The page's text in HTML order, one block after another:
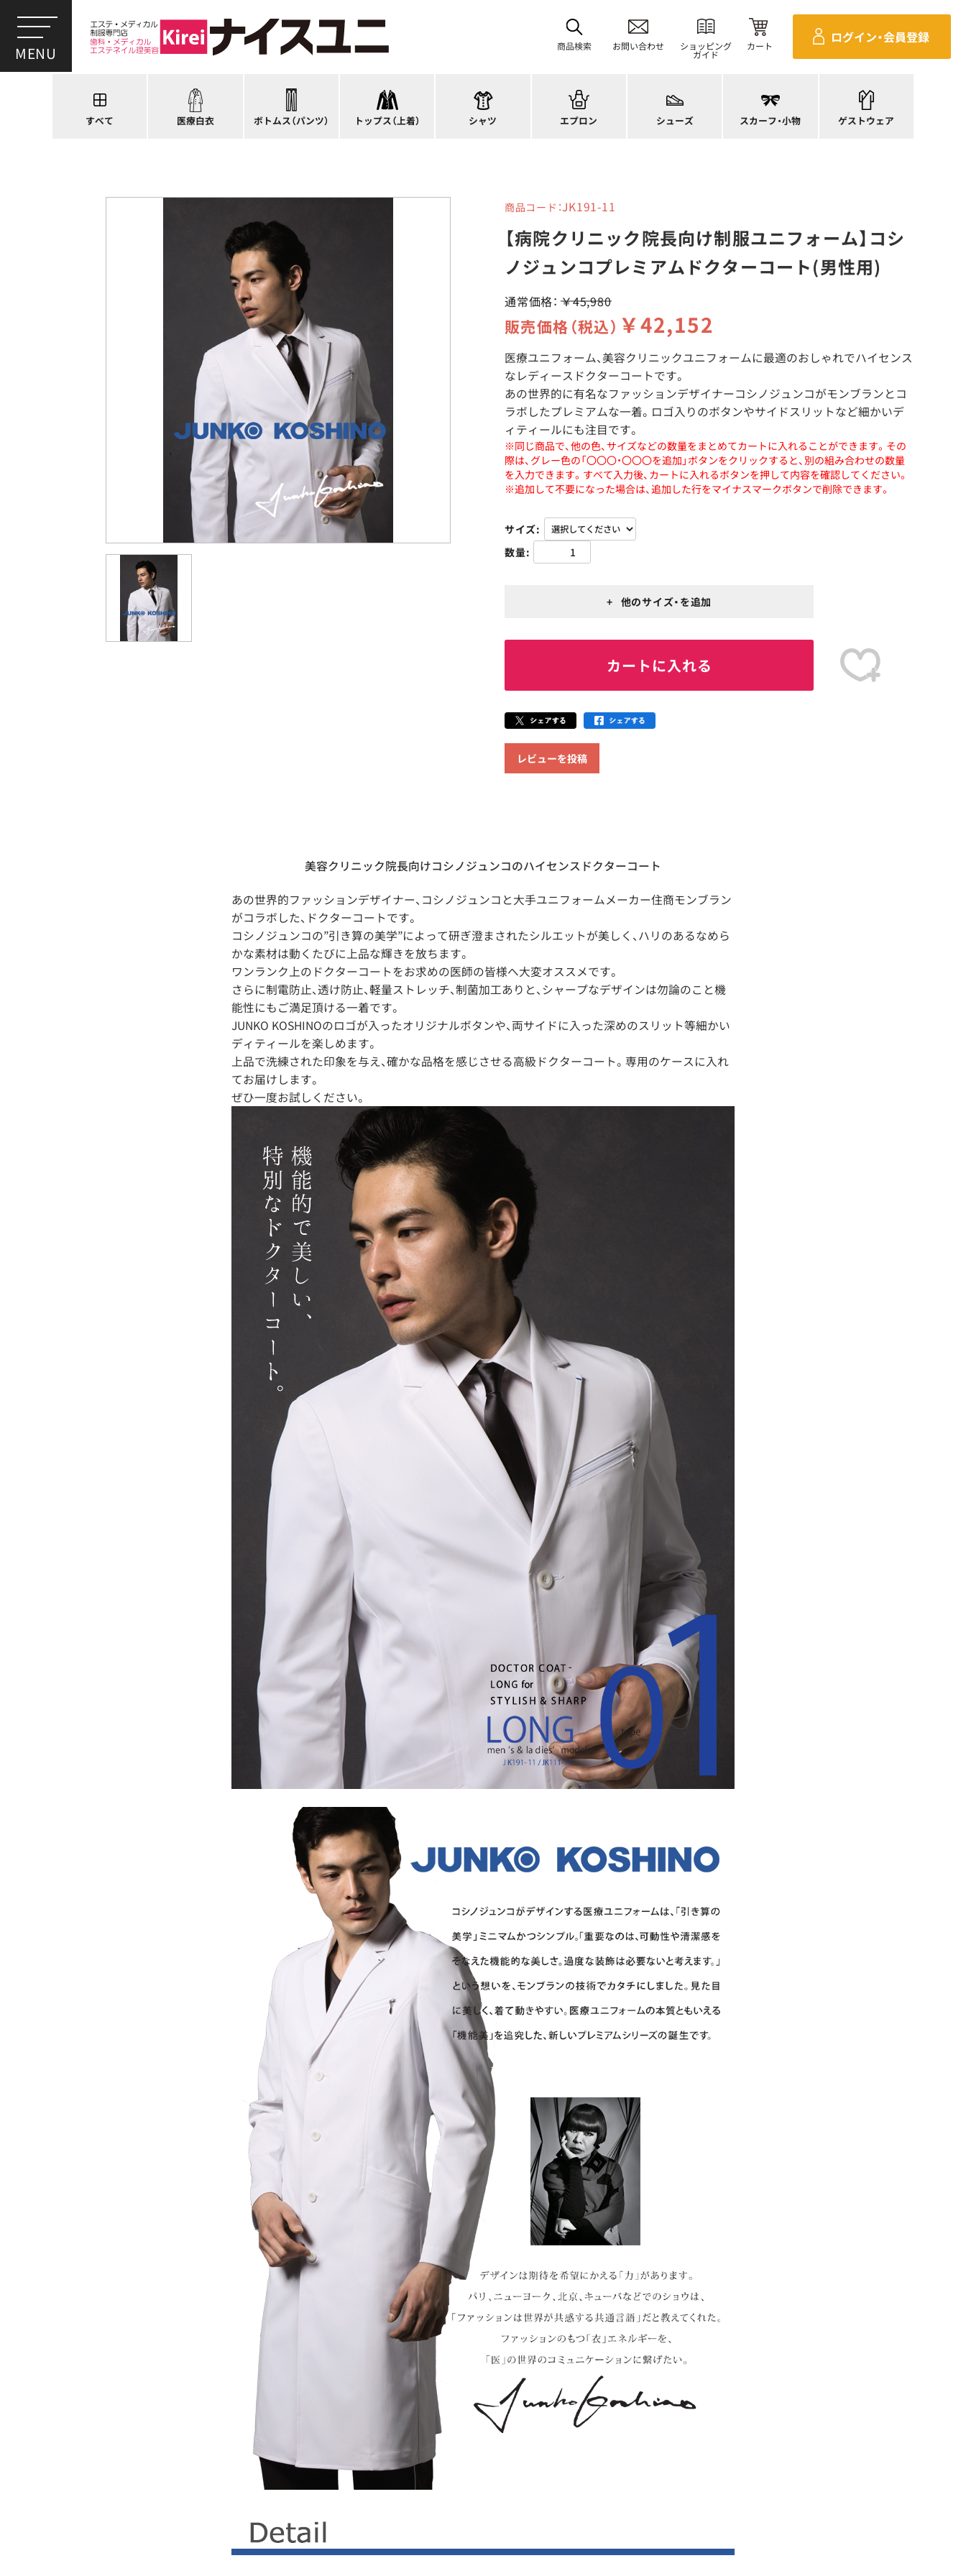
商品検索 お問い合わせ ショッピング
ガイド
カート
ログイン・会員登録
すべて 医療白衣
スクラブ
ドクタージャケット
医療用ジャケット
ケーシージャケット
ボトムス（パンツ）
スクラブパンツ
スカート
キュロット
トップス（上着）
スーツジャケット
カーディガン
アウター
アンダーウェア
シャツ
ポロシャツ
Tシャツ
エプロン
首掛けエプロン
タスキ掛けエプロン
ラップエプロン
エプロンドレス
シューズ
ナースシューズ
パンプス
スカーフ・小物
スカーフ・リボン
バッグ
ゲストウェア
マタニティユニフォーム
衛生アイテム
商品コード：JK191-11
【病院クリニック院長向け制服ユニフォーム】コシ
ノジュンコプレミアムドクターコート(男性用)
通常価格： ￥45,980
販売価格（税込） ￥42,152
医療ユニフォーム、美容クリニックユニフォームに最適のおしゃれでハイセンス
なレディースドクターコートです。
あの世界的に有名なファッションデザイナーコシノジュンコがモンブランとコ
ラボしたプレミアムな一着。ロゴ入りのボタンやサイドスリットなど細かいデ
ィティールにも注目です。
※同じ商品で、他の色、サイズなどの数量をまとめてカートに入れることができます。その
際は、グレー色の「〇〇〇・〇〇〇を追加」ボタンをクリックすると、別の組み合わせの数量
を入力できます。すべて入力後、カートに入れるボタンを押して内容を確認してください。
※追加して不要になった場合は、追加した行をマイナスマークボタンで削除できます。
サイズ
数量
+ 他のサイズ・を追加
カートに入れる
レビューを投稿
美容クリニック院長向けコシノジュンコのハイセンスドクターコート
あの世界的ファッションデザイナー、コシノジュンコと大手ユニフォームメーカー住商モンブラン
がコラボした、ドクターコートです。
コシノジュンコの”引き算の美学”によって研ぎ澄まされたシルエットが美しく、ハリのあるなめら
かな素材は動くたびに上品な輝きを放ちます。
ワンランク上のドクターコートをお求めの医師の皆様へ大変オススメです。
さらに制電防止、透け防止、軽量ストレッチ、制菌加工ありと、シャープなデザインは勿論のこと機
能性にもご満足頂ける一着です。
JUNKO KOSHINOのロゴが入ったオリジナルボタンや、両サイドに入った深めのスリット等細かい
ディティールを楽しめます。
上品で洗練された印象を与え、確かな品格を感じさせる高級ドクターコート。専用のケースに入れ
てお届けします。
ぜひ一度お試しください。